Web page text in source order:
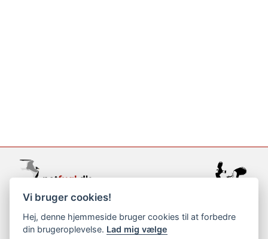
support@netfugl.dk
copyright © 2002-2023
Vi bruger cookies!
Hej, denne hjemmeside bruger cookies til at forbedre
din brugeroplevelse. Lad mig vælge